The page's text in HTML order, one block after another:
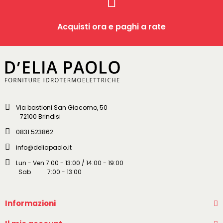
Acquisti ora e paghi a rate
Via bastioni San Giacomo, 50
72100 Brindisi
0831 523862
info@deliapaolo.it
Lun - Ven 7:00 - 13:00 / 14:00 - 19:00
Sab 7:00 - 13:00
Informazioni